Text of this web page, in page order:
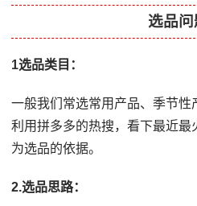
选品问
1选品类目：
一般我们常选常用产品、季节性
利用拼多多的热搜，看下最近
为选品的依据。
2.选品思路：